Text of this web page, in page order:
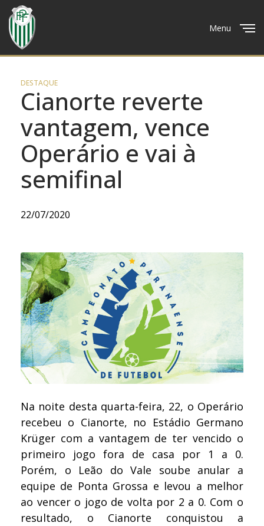
Menu
DESTAQUE
Cianorte reverte
vantagem, vence
Operário e vai à
semifinal
22/07/2020
Na noite desta quarta-feira, 22, o Operário
recebeu o Cianorte, no Estádio Germano
Krüger com a vantagem de ter vencido o
primeiro jogo fora de casa por 1 a 0.
Porém, o Leão do Vale soube anular a
equipe de Ponta Grossa e levou a melhor
ao vencer o jogo de volta por 2 a 0. Com o
resultado, o Cianorte conquistou a